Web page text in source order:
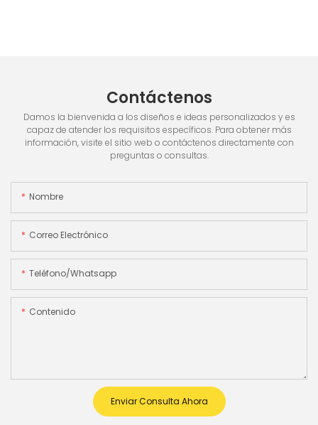
Contáctenos
Damos la bienvenida a los diseños e ideas personalizados y es
capaz de atender los requisitos específicos. Para obtener más
información, visite el sitio web o contáctenos directamente con
preguntas o consultas.
Nombre
Correo Electrónico
Teléfono/whatsapp
Contenido
Enviar Consulta Ahora